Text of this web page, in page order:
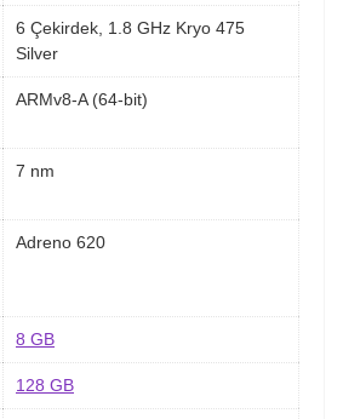
6 Çekirdek, 1.8 GHz Kryo 475
Silver
ARMv8-A (64-bit)
7 nm
Adreno 620
8 GB
128 GB